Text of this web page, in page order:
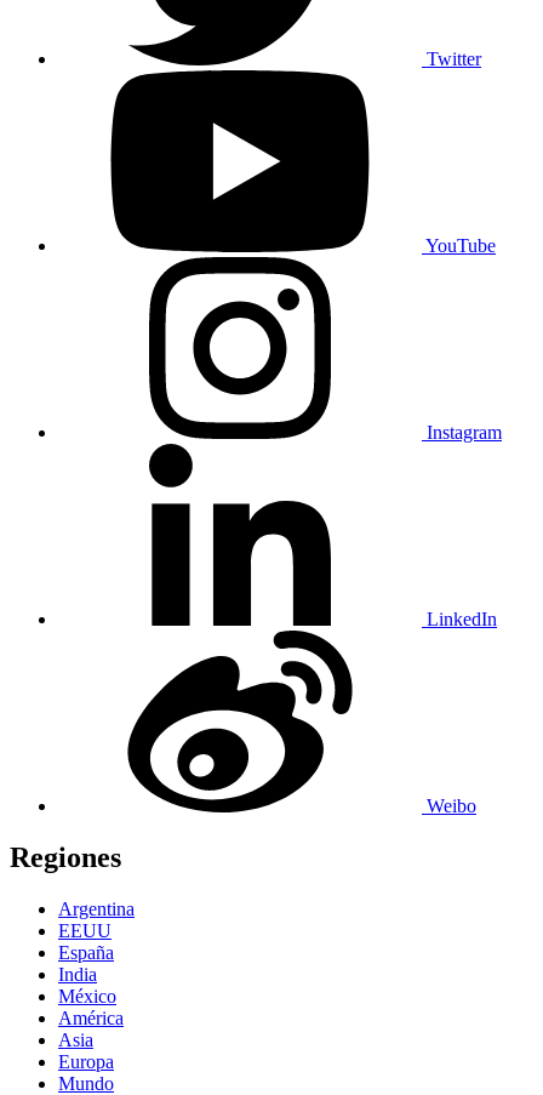
Twitter
YouTube
Instagram
LinkedIn
Weibo
Regiones
Argentina
EEUU
España
India
México
América
Asia
Europa
Mundo